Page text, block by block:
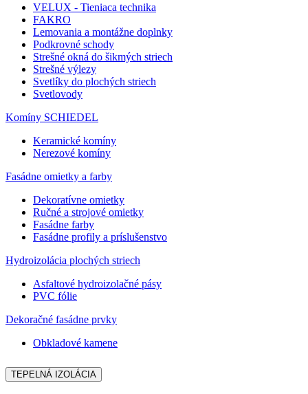
VELUX - Tieniaca technika
FAKRO
Lemovania a montážne doplnky
Podkrovné schody
Strešné okná do šikmých striech
Strešné výlezy
Svetlíky do plochých striech
Svetlovody
Komíny SCHIEDEL
Keramické komíny
Nerezové komíny
Fasádne omietky a farby
Dekoratívne omietky
Ručné a strojové omietky
Fasádne farby
Fasádne profily a príslušenstvo
Hydroizolácia plochých striech
Asfaltové hydroizolačné pásy
PVC fólie
Dekoračné fasádne prvky
Obkladové kamene
TEPELNÁ IZOLÁCIA